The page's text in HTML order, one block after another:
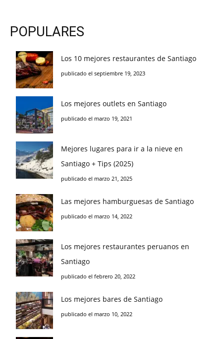
POPULARES
Los 10 mejores restaurantes de Santiago
publicado el septiembre 19, 2023
Los mejores outlets en Santiago
publicado el marzo 19, 2021
Mejores lugares para ir a la nieve en
Santiago + Tips (2025)
publicado el marzo 21, 2025
Las mejores hamburguesas de Santiago
publicado el marzo 14, 2022
Los mejores restaurantes peruanos en
Santiago
publicado el febrero 20, 2022
Los mejores bares de Santiago
publicado el marzo 10, 2022